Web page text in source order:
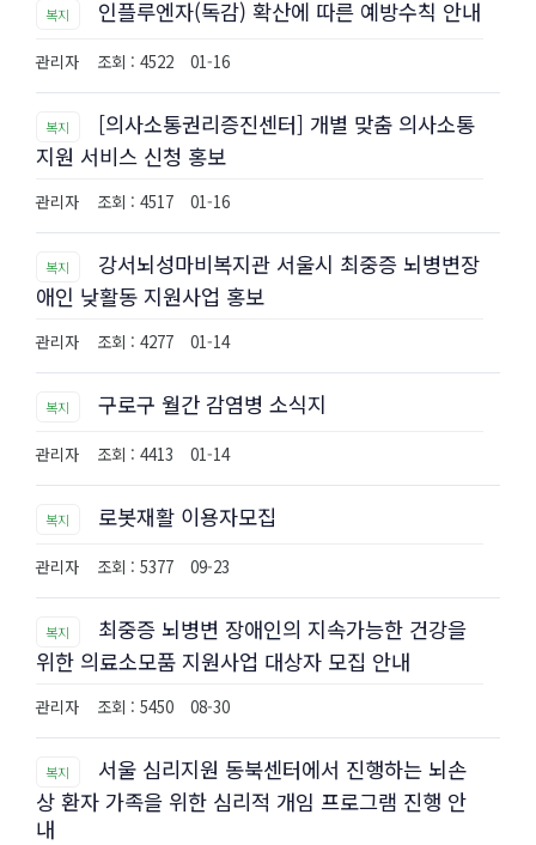
복지 인플루엔자(독감) 확산에 따른 예방수칙 안내
관리자 조회 : 4522 01-16
복지
[의사소통권리증진센터] 개별 맞춤 의사소통
지원 서비스 신청 홍보
관리자 조회 : 4517 01-16
복지
강서뇌성마비복지관 서울시 최중증 뇌병변장
애인 낮활동 지원사업 홍보
관리자 조회 : 4277 01-14
복지 구로구 월간 감염병 소식지
관리자 조회 : 4413 01-14
복지 로봇재활 이용자모집
관리자 조회 : 5377 09-23
복지
최중증 뇌병변 장애인의 지속가능한 건강을
위한 의료소모품 지원사업 대상자 모집 안내
관리자 조회 : 5450 08-30
복지
서울 심리지원 동북센터에서 진행하는 뇌손
상 환자 가족을 위한 심리적 개임 프로그램 진행 안
내